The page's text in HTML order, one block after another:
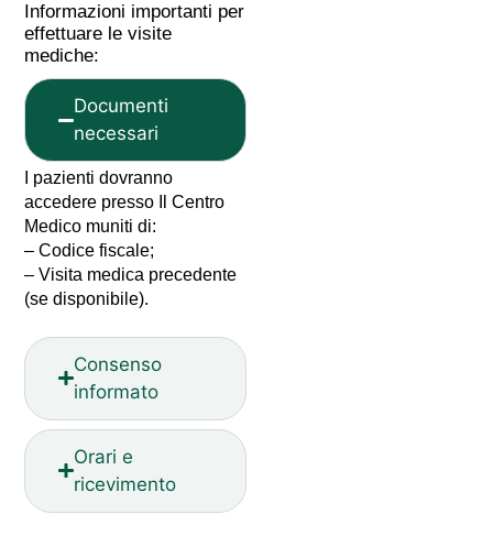
Informazioni importanti per
effettuare le visite
mediche:
Documenti
necessari
I pazienti dovranno
accedere presso Il Centro
Medico muniti di:
– Codice fiscale;
– Visita medica precedente
(se disponibile).
Consenso
informato
Orari e
ricevimento